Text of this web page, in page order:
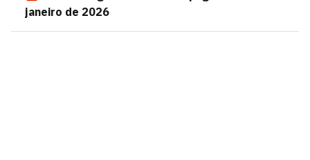
janeiro de 2026